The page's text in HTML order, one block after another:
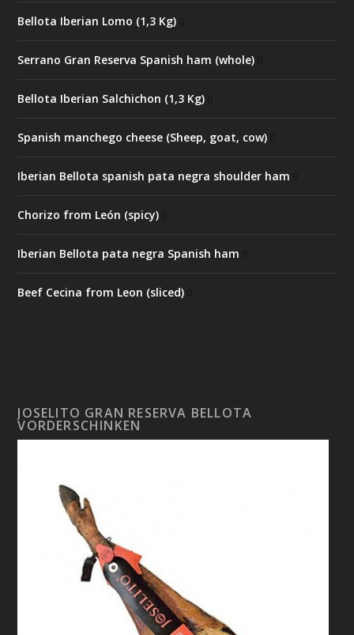
Bellota Iberian Lomo (1,3 Kg)
Serrano Gran Reserva Spanish ham (whole)
Bellota Iberian Salchichon (1,3 Kg)
Spanish manchego cheese (Sheep, goat, cow)
Iberian Bellota spanish pata negra shoulder ham
Chorizo from León (spicy)
Iberian Bellota pata negra Spanish ham
Beef Cecina from Leon (sliced)
JOSELITO GRAN RESERVA BELLOTA
VORDERSCHINKEN